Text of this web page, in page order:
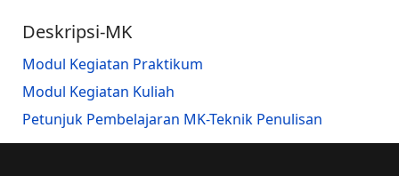
Deskripsi-MK
Modul Kegiatan Praktikum
Modul Kegiatan Kuliah
Petunjuk Pembelajaran MK-Teknik Penulisan